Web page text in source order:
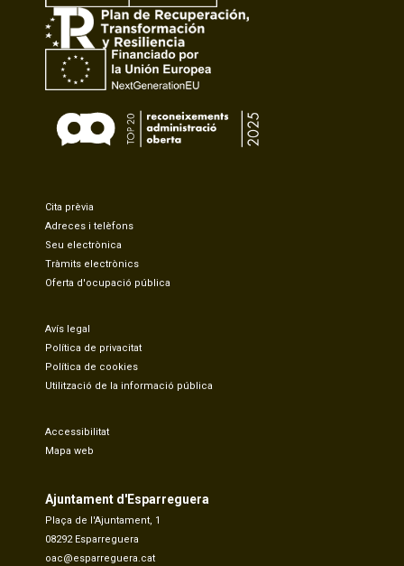
Cita prèvia
Adreces i telèfons
Seu electrònica
Tràmits electrònics
Oferta d'ocupació pública
Avís legal
Política de privacitat
Política de cookies
Utilització de la informació pública
Accessibilitat
Mapa web
Ajuntament d'Esparreguera
Plaça de l'Ajuntament, 1
08292 Esparreguera
oac@esparreguera.cat